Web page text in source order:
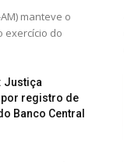
manteve o
exercício do
Justiça
registro de
Banco Central